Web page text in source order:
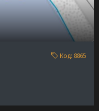
Код: 8865